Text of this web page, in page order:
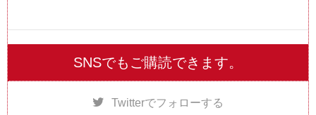
SNSでもご購読できます。
Twitterでフォローする